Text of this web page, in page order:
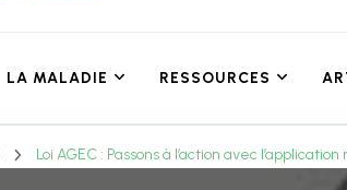
LA MALADIE RESSOURCES
Loi AGEC : Passons à l’action avec